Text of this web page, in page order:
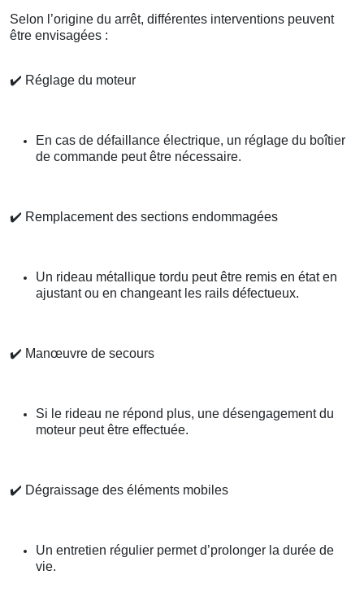
Selon l’origine du arrêt, différentes interventions peuvent
être envisagées :
✔️ Réglage du moteur
En cas de défaillance électrique, un réglage du boîtier
de commande peut être nécessaire.
✔️ Remplacement des sections endommagées
Un rideau métallique tordu peut être remis en état en
ajustant ou en changeant les rails défectueux.
✔️ Manœuvre de secours
Si le rideau ne répond plus, une désengagement du
moteur peut être effectuée.
✔️ Dégraissage des éléments mobiles
Un entretien régulier permet d’prolonger la durée de
vie.